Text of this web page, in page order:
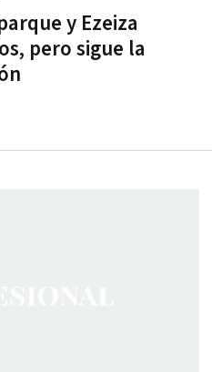
y Ezeiza
pero sigue la